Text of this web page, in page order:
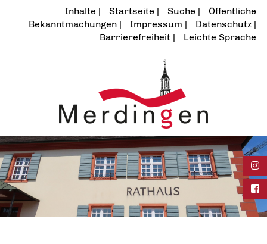
Inhalte Startseite Suche
Öffentliche
Bekanntmachungen
Impressum
Datenschutz
Barrierefreiheit
Leichte Sprache